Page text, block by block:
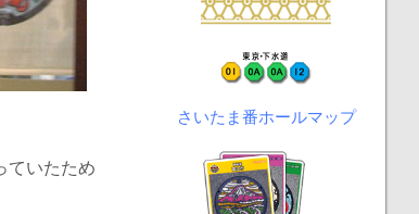
ていたため
さいたま番ホールマップ